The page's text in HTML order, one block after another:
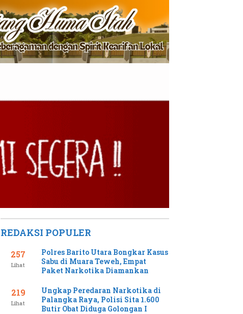
REDAKSI POPULER
257
Lihat
Polres Barito Utara Bongkar Kasus
Sabu di Muara Teweh, Empat
Paket Narkotika Diamankan
219
Lihat
Ungkap Peredaran Narkotika di
Palangka Raya, Polisi Sita 1.600
Butir Obat Diduga Golongan I